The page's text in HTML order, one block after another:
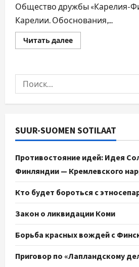
Общество дружбы «Карелия-
Карелии. Обоснования,...
Читать далее
SUUR-SUOMEN SOTILAAT
Противостояние идей: Идея
Финляндии — Кремлевского
Кто будет бороться с
Закон о ликвидации Коми
Борьба красных вождей с
Приговор по «Лапландскому